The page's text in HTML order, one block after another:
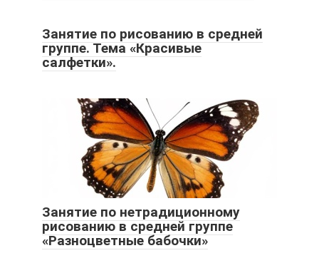
Занятие по рисованию в средней
группе. Тема «Красивые
салфетки».
Занятие по нетрадиционному
рисованию в средней группе
«Разноцветные бабочки»